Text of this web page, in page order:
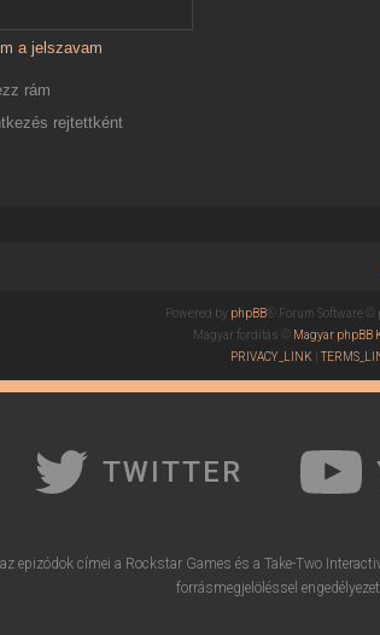
a jelszavam
rám
rejtettként
Powered by phpBB® Forum Software ©
Magyar fordítás © Magyar phpBB
PRIVACY_LINK |
TWITTER
epizódok címei a Rockstar Games és a Take-Two
forrásmegjelöléssel